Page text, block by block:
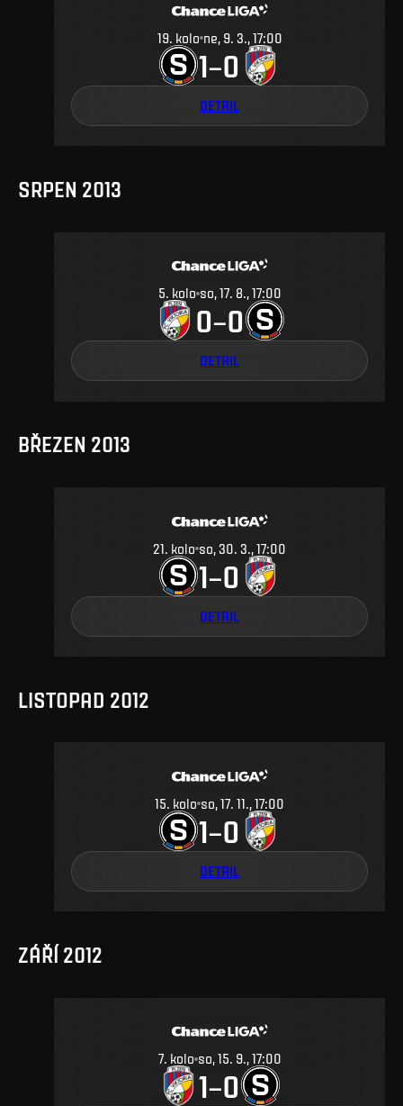
19. kolo ne, 9. 3., 17:00
1–0
DETAIL
SRPEN 2013
5. kolo so, 17. 8., 17:00
0–0
DETAIL
BŘEZEN 2013
21 kolo so, 30. 3., 17:00
1–0
DETAIL
LISTOPAD 2012
15. kolo so, 17. 11., 17:00
1–0
DETAIL
ZÁŘÍ 2012
7. kolo so, 15. 9., 17:00
1–0